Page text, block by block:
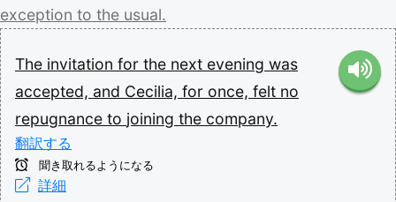
exception to the usual.
The invitation for the next evening was
accepted, and Cecilia, for once, felt no
repugnance to joining the company.
翻訳する
聞き取れるようになる
詳細